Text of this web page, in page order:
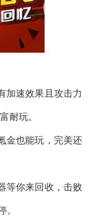
加速效果且攻击力
耐玩。
金也能玩，完美还
等你来回收，击败
。